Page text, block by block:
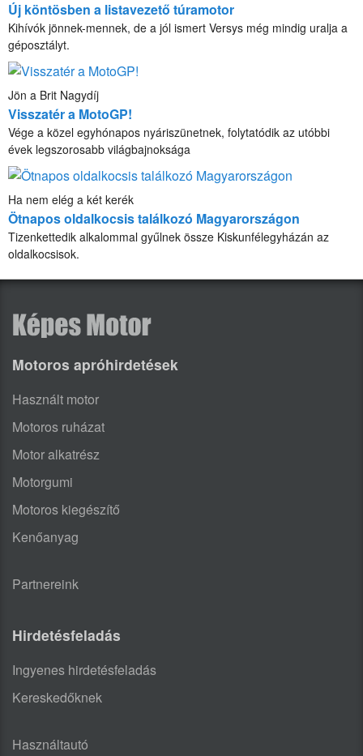
Új köntösben a listavezető túramotor
Kihívók jönnek-mennek, de a jól ismert Versys még mindig uralja a
géposztályt.
Jön a Brit Nagydíj
Visszatér a MotoGP!
Vége a közel egyhónapos nyáriszünetnek, folytatódik az utóbbi
évek legszorosabb világbajnoksága
Ha nem elég a két kerék
Ötnapos oldalkocsis találkozó Magyarországon
Tizenkettedik alkalommal gyűlnek össze Kiskunfélegyházán az
oldalkocsisok.
Motoros apróhirdetések
Használt motor
Motoros ruházat
Motor alkatrész
Motorgumi
Motoros kiegészítő
Kenőanyag
Partnereink
Hirdetésfeladás
Ingyenes hirdetésfeladás
Kereskedőknek
Használtautó